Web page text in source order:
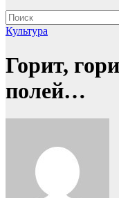
Культура
Горит,
полей…